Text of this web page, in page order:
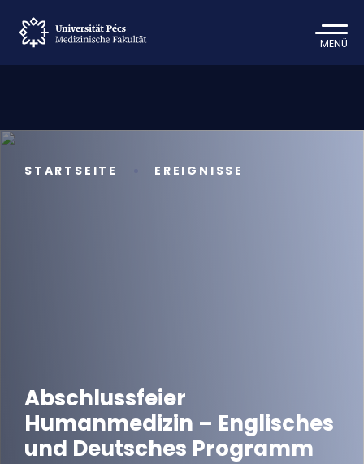
MENÜ
STARTSEITE EREIGNISSE
Abschlussfeier
Humanmedizin – Englisches
und Deutsches Programm